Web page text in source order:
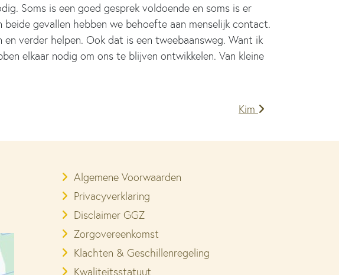
Soms is een goed gesprek voldoende en soms is er
gevallen hebben we behoefte aan menselijk contact.
en verder helpen. Ook dat is een tweebaansweg. Want ik
elkaar nodig om ons te blijven ontwikkelen. Van kleine
Kim
Algemene Voorwaarden
Privacyverklaring
Disclaimer GGZ
Zorgovereenkomst
Klachten & Geschillenregeling
Kwaliteitsstatuut